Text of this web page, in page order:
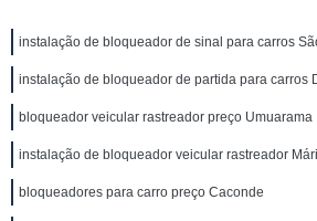
instalação de bloqueador de sinal para carros
instalação de bloqueador de partida para carros
bloqueador veicular rastreador preço Umuarama
instalação de bloqueador veicular rastreador
bloqueadores para carro preço Caconde